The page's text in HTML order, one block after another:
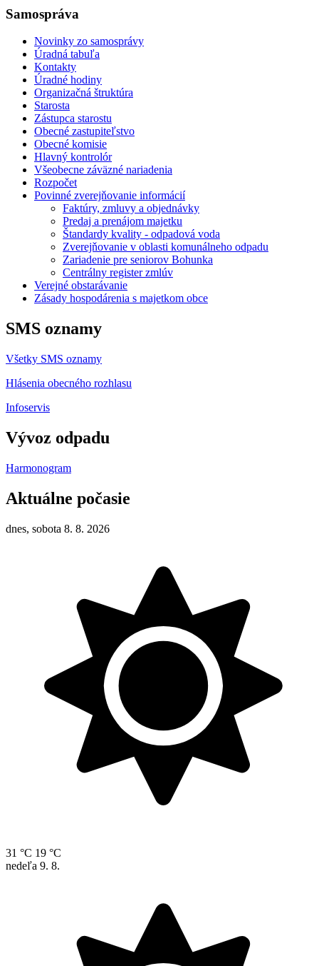
Samospráva
Novinky zo samosprávy
Úradná tabuľa
Kontakty
Úradné hodiny
Organizačná štruktúra
Starosta
Zástupca starostu
Obecné zastupiteľstvo
Obecné komisie
Hlavný kontrolór
Všeobecne záväzné nariadenia
Rozpočet
Povinné zverejňovanie informácií
Faktúry, zmluvy a objednávky
Predaj a prenájom majetku
Štandardy kvality - odpadová voda
Zverejňovanie v oblasti komunálneho odpadu
Zariadenie pre seniorov Bohunka
Centrálny register zmlúv
Verejné obstarávanie
Zásady hospodárenia s majetkom obce
SMS oznamy
Všetky SMS oznamy
Hlásenia obecného rozhlasu
Infoservis
Vývoz odpadu
Harmonogram
Aktuálne počasie
dnes, sobota 8. 8. 2026
31 °C 19 °C
nedeľa 9. 8.